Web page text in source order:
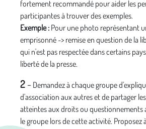
fortement recommandé pour aider les
participantes à trouver des exemples.
Exemple : Pour une photo représentant
emprisonné -> remise en question de la
qui n'est pas respectée dans certains
liberté de la presse.
2- Demandez à chaque groupe
d'association aux autres et de partager
atteintes aux droits ou questionnements
le groupe lors de cette activité. Proposez